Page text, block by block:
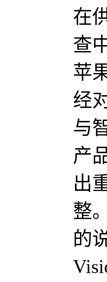
在
查
苹
经
与
产
出
整
的